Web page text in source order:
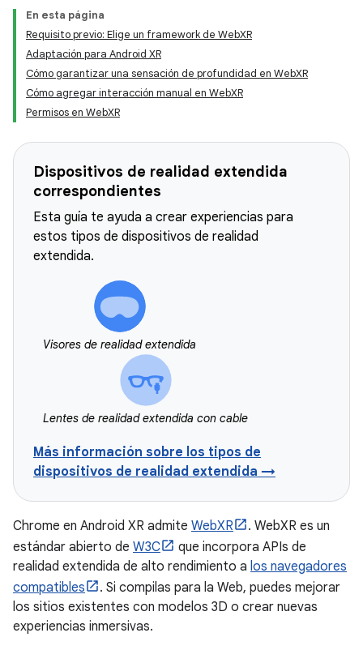
En esta página
Requisito previo: Elige un framework de WebXR
Adaptación para Android XR
Cómo garantizar una sensación de profundidad en WebXR
Cómo agregar interacción manual en WebXR
Permisos en WebXR
Dispositivos de realidad extendida
correspondientes
Esta guía te ayuda a crear experiencias para
estos tipos de dispositivos de realidad
extendida.
Visores de realidad extendida
Lentes de realidad extendida con cable
Más información sobre los tipos de
dispositivos de realidad extendida →
Chrome en Android XR admite WebXR
. WebXR es un
estándar abierto de W3C
que incorpora APIs de
realidad extendida de alto rendimiento a los navegadores
compatibles
. Si compilas para la Web, puedes mejorar
los sitios existentes con modelos 3D o crear nuevas
experiencias inmersivas.